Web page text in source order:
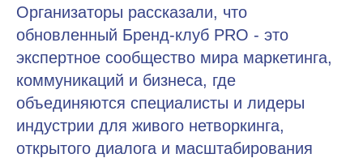
Организаторы рассказали, что
обновленный Бренд-клуб PRO - это
экспертное сообщество мира маркетинга,
коммуникаций и бизнеса, где
объединяются специалисты и лидеры
индустрии для живого нетворкинга,
открытого диалога и масштабирования